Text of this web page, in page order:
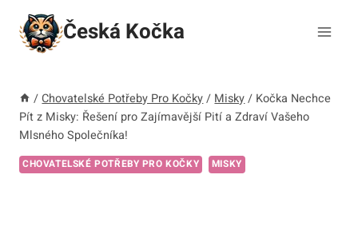
Přeskočit
obsah
Česká Kočka
/ Chovatelské Potřeby Pro Kočky / Misky / Kočka Nechce
Pít z Misky: Řešení pro Zajímavější Pití a Zdraví Vašeho
Mlsného Společníka!
CHOVATELSKÉ POTŘEBY PRO KOČKY MISKY